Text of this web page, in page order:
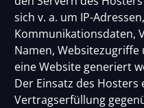
sich v. a. um IP-
Kommunikationsdaten,
Namen,
eine Website generiert
Der Einsatz des
Vertragserfüllung